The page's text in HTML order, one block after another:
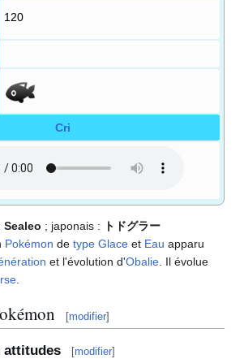
120
Cri
Sealeo ; japonais :
トドグラー
Pokémon de type Glace et Eau apparu
et l'évolution d'Obalie . Il évolue
[modifier]
attitudes [modifier]